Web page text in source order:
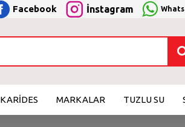
Facebook İnstagram
KARİDES MARKALAR TUZLU SU